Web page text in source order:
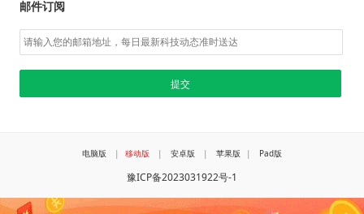
邮件订阅
电脑版 | 移动版 | 安卓版 | 苹果版 | Pad版
豫ICP备2023031922号-1